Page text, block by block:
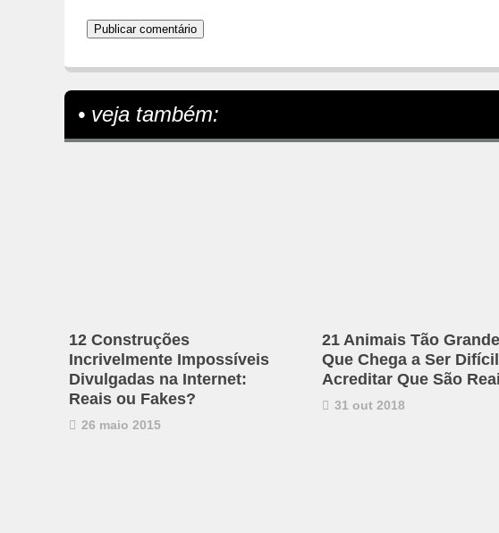
• veja também:
12 Construções
Incrivelmente Impossíveis
Divulgadas na Internet:
Reais ou Fakes?
26 maio 2015
21 Animais Tão
Que Chega a Ser Difícil
Acreditar Que São
31 out 2018